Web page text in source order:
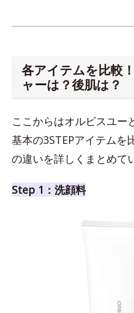
各アイテムを比較
ャーは？後肌は？
ここからはオルビスユー
基本の3STEPアイテムを
の違いを詳しくまとめて
Step 1：洗顔料